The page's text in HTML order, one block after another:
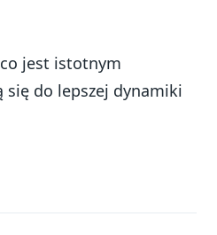
jest istotnym
się do lepszej dynamiki